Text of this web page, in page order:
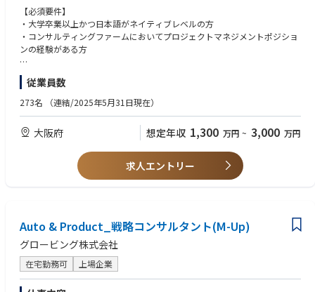
経営管理/KPI：KPIを用いた経営課題の可視化。経営/事業戦略のKPIへの
落とし込み
データ分析：データ分析ケイパビリティの獲得。管理会計、予実管理の
刷新。データ利活用の業務化。
データ分析基盤：構造化データ/非構造化データの統合、外部データの
・JI（Joint Initiatve）としてのクライアントとの共同事業
・PI（Principal Investment）の投資先企業のCXO等派遣
・CFOアジェンダにおけるInsightの発信
・動的平衡マネジメントの開発（オファリング化~PJでの実践~将来の海外
輸出）
Globe-ingでは、それぞれの職位において”ランクを超えた自発的な動
き”が積極的に評価されるが、基本的には、D/SMupは複数案件同時並行で
【Director／Senior Manager】
・セリング：Pupと連携し、新たなオファリングの開発、新規クライアン
トの開拓、既存クライアント内での継続・拡大や横展開の提案を行う
・デリバリ：多くの場合、複数のクライアントやPJを同時に持ち、
・チーミング：Partnerに向けて、自身のチーム組成（クライアントとメン
【必須要件】
・大学卒業以上かつ日本語がネイティブレベルの方
・コンサルティングファームにおいてプロジェクトマネジメントポジショ
ンの経験がある方
※下記いずれかに該当する方
・大手外資ファーム（MBB、アクセンチュア、Big4など）において、経営
管理・FP&A領域の戦略コンサルティングに従事されてこられた皆様
た皆様
・経営管理・FP＆A領域のデータ分析/AI活用のプロジェクトに関わってこ
・公認会計士資格をお持ちの皆様、事業会社の財務経理部門での実務経験
をお持ちの皆様
・会計領域のグローバルプロジェクト経験者
【求める人物像】
・AI＆データ駆動型経営の社会実装に本気でチャレンジしたい方
・FP領域にとどまらず、事業戦略やDXなど連携する領域に関心を持ってい
る方
従業員数
273名 （連結/2025年5月31日現在）
大阪府 想定年収 1,300 万円 ~ 3,000 万円
求人エントリー
Auto & Product_戦略コンサルタント(M-Up)
グロービング株式会社
在宅勤務可 上場企業